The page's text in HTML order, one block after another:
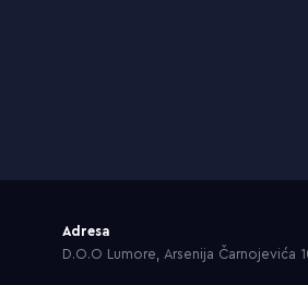
Adresa
D.O.O Lumore, Arsenija Čarnojevića